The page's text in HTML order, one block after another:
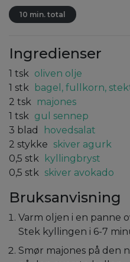
10 min. total
Ingredienser
1 tsk oliven olje
1 stk
bagel, fullkorn,
2 tsk majones
1 tsk gul sennep
3 blad
hovedsalat
2 stykke skiver agurk
0,5 stk
kyllingbryst
0,5 stk skiver avokado
Bruksanvisning
Varm oljen i en panne
Stek kyllingen i 6-7
Smør majones på den